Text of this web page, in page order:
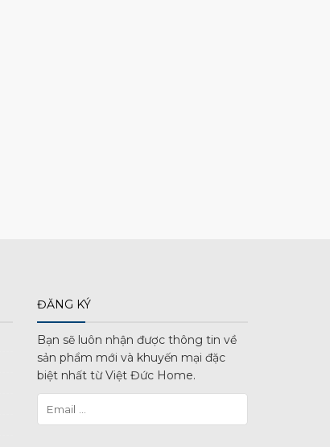
ĐĂNG KÝ
Bạn sẽ luôn nhận được thông tin về
sản phẩm mới và khuyến mại đặc
biệt nhất từ Việt Đức Home.